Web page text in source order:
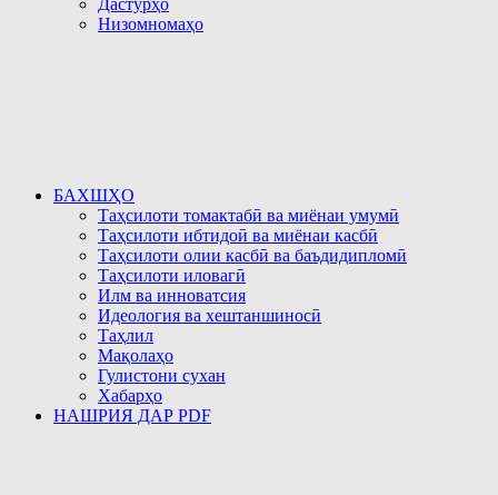
Дастурҳо
Низомномаҳо
БАХШҲО
Таҳсилоти томактабӣ ва миёнаи умумӣ
Таҳсилоти ибтидоӣ ва миёнаи касбӣ
Таҳсилоти олии касбӣ ва баъдидипломӣ
Таҳсилоти иловагӣ
Илм ва инноватсия
Идеология ва хештаншиносӣ
Таҳлил
Мақолаҳо
Гулистони сухан
Хабарҳо
НАШРИЯ ДАР PDF